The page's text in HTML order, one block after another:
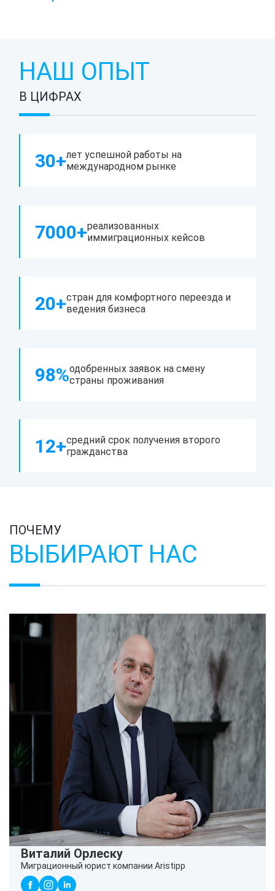
НАШ ОПЫТ
В ЦИФРАХ
30+лет успешной работы на
международном рынке
7000+реализованных
иммиграционных кейсов
20+стран для комфортного переезда и
ведения бизнеса
98%одобренных заявок на смену
страны проживания
12+средний срок получения второго
гражданства
ПОЧЕМУ
ВЫБИРАЮТ НАС
Виталий Орлеску
Миграционный юрист компании Aristipp